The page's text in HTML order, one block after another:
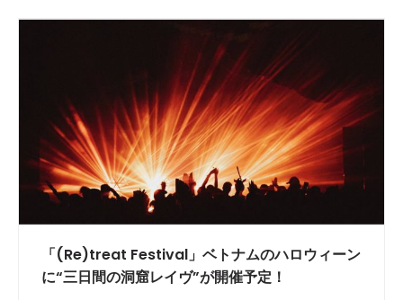
「(Re)treat Festival」ベトナムのハロウィーン
に“三日間の洞窟レイヴ”が開催予定！